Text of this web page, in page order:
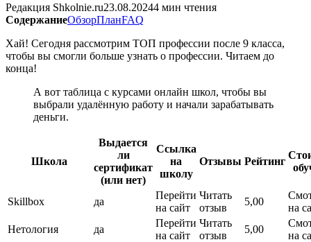
Редакция Shkolnie.ru23.08.20244 мин чтения
СодержаниеОбзорПланFAQ
Хай! Сегодня рассмотрим ТОП профессии после 9 класса,
чтобы вы смогли больше узнать о профессии. Читаем до
конца!
А вот таблица с курсами онлайн школ, чтобы вы
выбрали удалённую работу и начали зарабатывать
деньги.
Школа
Выдается
ли
сертификат
(или нет)
Ссылка
на
школу
Отзывы Рейтинг
Skillbox да
Перейти
на сайт
Читать
отзыв
5,00
на
Нетология
да
Перейти
на сайт
Читать
отзыв
5,00
на